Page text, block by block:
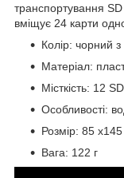
транспортування
вміщує 24 карти
Колір: чорний
Матеріал:
Місткість: 12
Особливості:
Розмір: 85
Вага: 122 г